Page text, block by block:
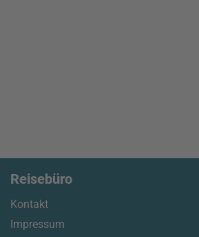
Reisebüro
Kontakt
Impressum